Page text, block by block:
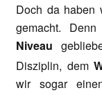
Doch da haben
gemacht.
Niveau
Disziplin, dem
wir sogar